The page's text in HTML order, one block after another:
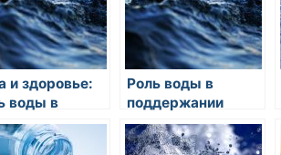
и здоровье:
воды в
Роль воды в
поддержании
здорового
пищеварения